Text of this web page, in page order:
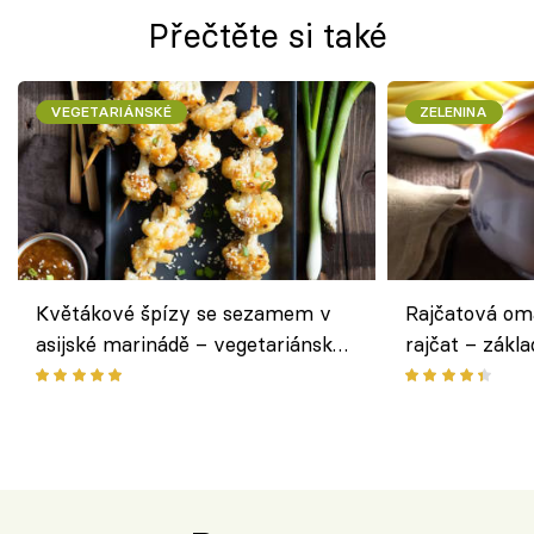
Přečtěte si také
VEGETARIÁNSKÉ
Květákové špízy se sezamem v
asijské marinádě – vegetariánská
chuťovka z grilu
ZELENINA
Rajčatová
rajčat –